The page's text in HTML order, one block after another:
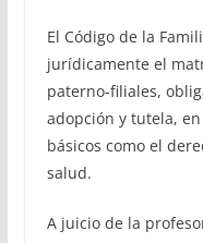
El Código de la
jurídicamente el
paterno-filiales,
adopción y tutela,
básicos como el
salud.
A juicio de la